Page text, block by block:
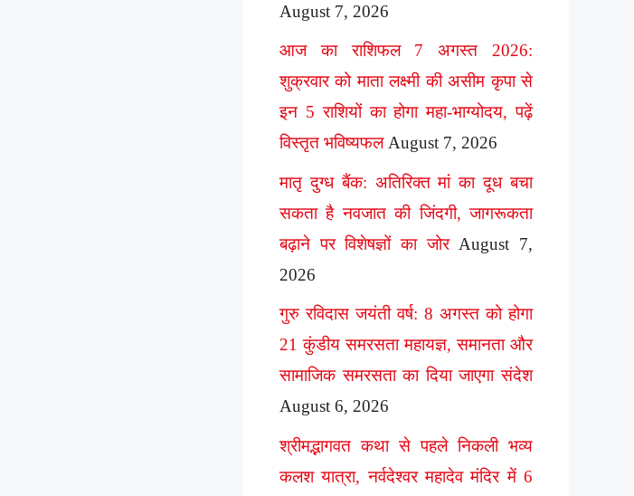
August 7, 2026
आज का राशिफल 7 अगस्त 2026:
शुक्रवार को माता लक्ष्मी की असीम कृपा से
इन 5 राशियों का होगा महा-भाग्योदय, पढ़ें
विस्तृत भविष्यफल August 7, 2026
मातृ दुग्ध बैंक: अतिरिक्त मां का दूध बचा
सकता है नवजात की जिंदगी, जागरूकता
बढ़ाने पर विशेषज्ञों का जोर August 7,
2026
गुरु रविदास जयंती वर्ष: 8 अगस्त को होगा
21 कुंडीय समरसता महायज्ञ, समानता और
सामाजिक समरसता का दिया जाएगा संदेश
August 6, 2026
श्रीमद्भागवत कथा से पहले निकली भव्य
कलश यात्रा, नर्वदेश्वर महादेव मंदिर में 6